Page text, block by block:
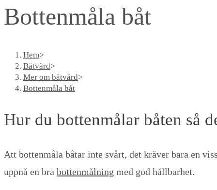
Bottenmåla båt
Hem>
Båtvård>
Mer om båtvård>
Bottenmåla båt
Hur du bottenmålar båten så
Att bottenmåla båtar inte svårt, det kräver bara en
uppnå en bra bottenmålning med god hållbarhet.